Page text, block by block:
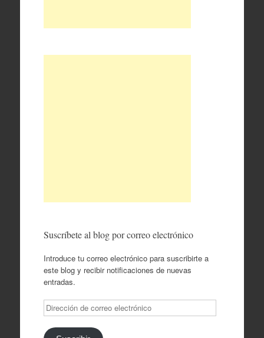
Suscríbete al blog por correo electrónico
Introduce tu correo electrónico para suscribirte a
este blog y recibir notificaciones de nuevas
entradas.
Dirección
de
correo